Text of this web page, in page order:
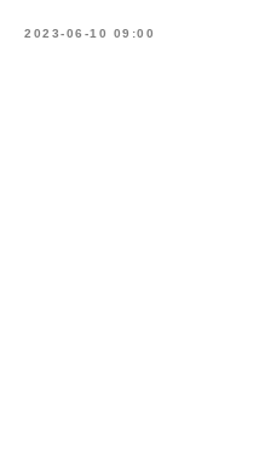
2023-06-10 09:00